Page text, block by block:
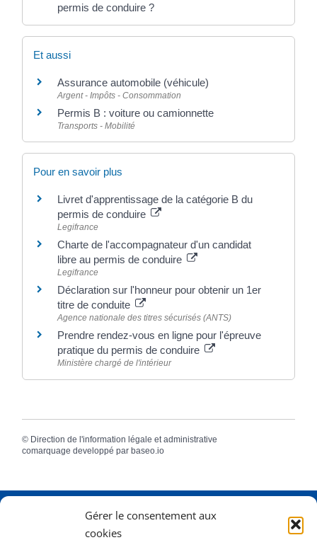
Gérer le consentement aux
cookies
permis de conduire ?
Et aussi
Assurance automobile (véhicule)
Argent - Impôts - Consommation
Permis B : voiture ou camionnette
Transports - Mobilité
Pour en savoir plus
Livret d'apprentissage de la catégorie B du
permis de conduire
Legifrance
Charte de l'accompagnateur d'un candidat
libre au permis de conduire
Legifrance
Déclaration sur l'honneur pour obtenir un 1er
titre de conduite
Agence nationale des titres sécurisés (ANTS)
Prendre rendez-vous en ligne pour l'épreuve
pratique du permis de conduire
Ministère chargé de l'intérieur
© Direction de l'information légale et administrative
comarquage developpé par baseo.io
2 Rue Dame Pernette